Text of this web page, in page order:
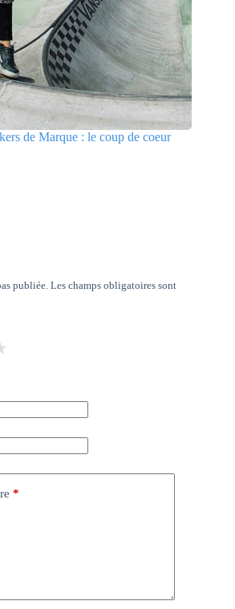
de Marque : le coup de coeur
publiée. Les champs obligatoires sont
*